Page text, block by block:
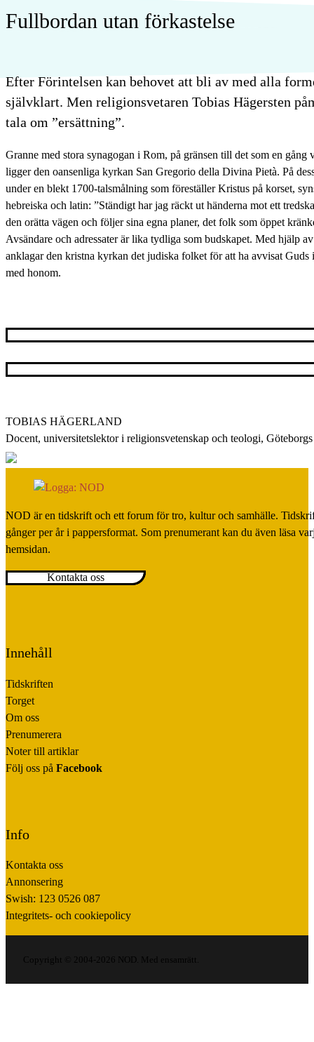
Fullbordan utan förkastelse
Efter Förintelsen kan behovet att bli av med alla
självklart. Men religionsvetaren Tobias Hägersten
tala om ”ersättning”.
Granne med stora synagogan i Rom, på gränsen till det som en gång
ligger den oansenliga kyrkan San Gregorio della Divina Pietà. På
under en blekt 1700-talsmålning som föreställer Kristus på korset,
hebreiska och latin: ”Ständigt har jag räckt ut händerna mot ett
den orätta vägen och följer sina egna planer, det folk som öppet
Avsändare och adressater är lika tydliga som budskapet. Med hjälp
anklagar den kristna kyrkan det judiska folket för att ha avvisat Guds
med honom.
TOBIAS HÄGERLAND
Docent, universitetslektor i religionsvetenskap och teologi,
NOD är en tidskrift och ett forum för tro, kultur och samhälle.
gånger per år i pappersformat. Som prenumerant kan du även läsa
hemsidan.
Kontakta oss
Innehåll
Tidskriften
Torget
Om oss
Prenumerera
Noter till artiklar
Följ oss på Facebook
Info
Kontakta oss
Annonsering
Swish: 123 0526 087
Integritets- och cookiepolicy
Copyright © 2004-2026 NOD. Med ensamrätt.